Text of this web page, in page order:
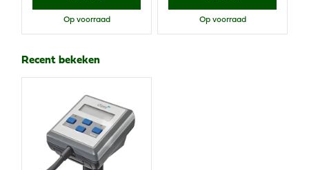
Op voorraad Op voorraad
Recent bekeken